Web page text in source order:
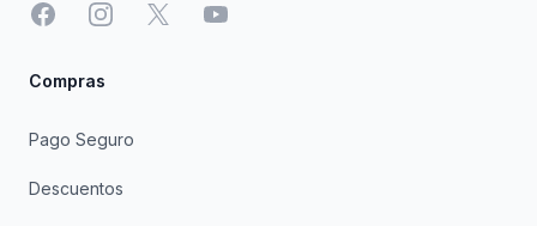
FacebookInstagram
X YouTube
Compras
Pago Seguro
Descuentos